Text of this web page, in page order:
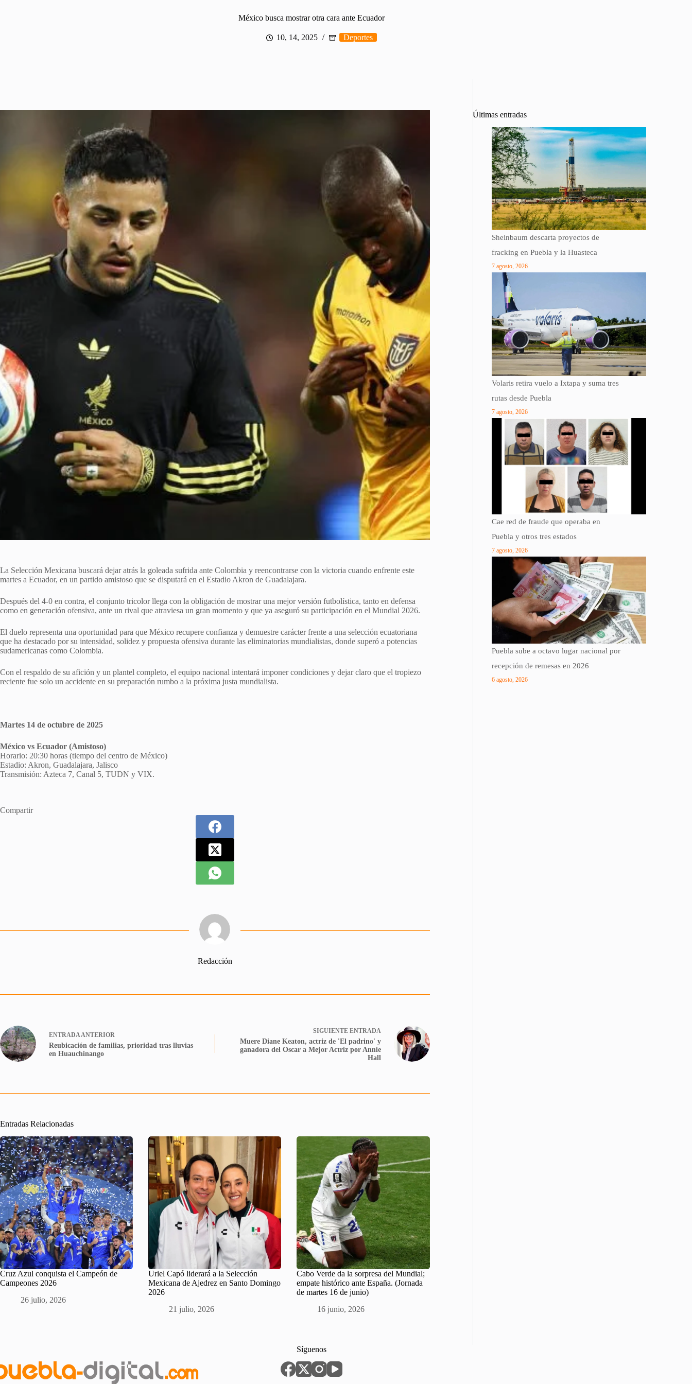
México busca mostrar otra cara ante Ecuador
10, 14, 2025 Deportes
La Selección Mexicana buscará dejar atrás la goleada sufrida ante Colombia y reencontrarse con la victoria cuando enfrente este
martes a Ecuador, en un partido amistoso que se disputará en el Estadio Akron de Guadalajara.
Después del 4-0 en contra, el conjunto tricolor llega con la obligación de mostrar una mejor versión futbolística, tanto en defensa
como en generación ofensiva, ante un rival que atraviesa un gran momento y que ya aseguró su participación en el Mundial 2026.
El duelo representa una oportunidad para que México recupere confianza y demuestre carácter frente a una selección ecuatoriana
que ha destacado por su intensidad, solidez y propuesta ofensiva durante las eliminatorias mundialistas, donde superó a potencias
sudamericanas como Colombia.
Con el respaldo de su afición y un plantel completo, el equipo nacional intentará imponer condiciones y dejar claro que el tropiezo
reciente fue solo un accidente en su preparación rumbo a la próxima justa mundialista.
Martes 14 de octubre de 2025
México vs Ecuador (Amistoso)
Horario: 20:30 horas (tiempo del centro de México)
Estadio: Akron, Guadalajara, Jalisco
Transmisión: Azteca 7, Canal 5, TUDN y VIX.
Compartir
Redacción
ENTRADA ANTERIOR
Reubicación de familias, prioridad tras lluvias
en Huauchinango
SIGUIENTE ENTRADA
Muere Diane Keaton, actriz de 'El padrino' y
ganadora del Oscar a Mejor Actriz por Annie
Hall
Entradas Relacionadas
Cruz Azul conquista el Campeón de
Campeones 2026
26 julio, 2026
Uriel Capó liderará a la Selección
Mexicana de Ajedrez en Santo Domingo
2026
21 julio, 2026
Cabo Verde da la sorpresa del Mundial;
empate histórico ante España. (Jornada
de martes 16 de junio)
16 junio, 2026
Últimas entradas
Sheinbaum descarta proyectos de
fracking en Puebla y la Huasteca
7 agosto, 2026
Volaris retira vuelo a Ixtapa y suma tres
rutas desde Puebla
7 agosto, 2026
Cae red de fraude que operaba en
Puebla y otros tres estados
7 agosto, 2026
Puebla sube a octavo lugar nacional por
recepción de remesas en 2026
6 agosto, 2026
Síguenos